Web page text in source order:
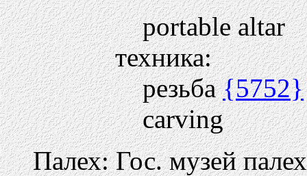
portable altar
техника:
резьба{5752}
carving
Палех: Гос. музей